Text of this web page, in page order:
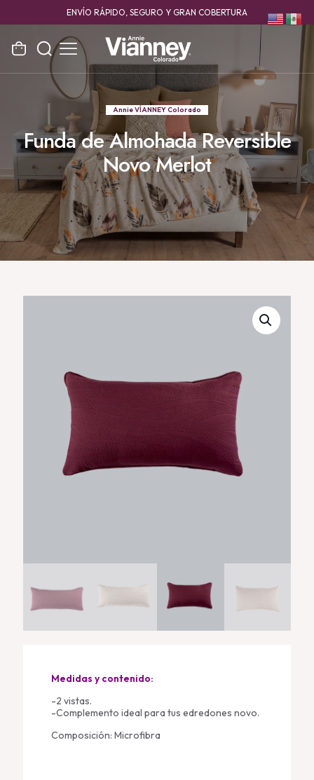
ENVÍO RÁPIDO, SEGURO Y GRAN COBERTURA
Annie VÍANNEY Colorado
Funda de Almohada Reversible
Novo Merlot
Medidas y contenido:
-2 vistas.
-Complemento ideal para tus edredones novo.
Composición: Microfibra